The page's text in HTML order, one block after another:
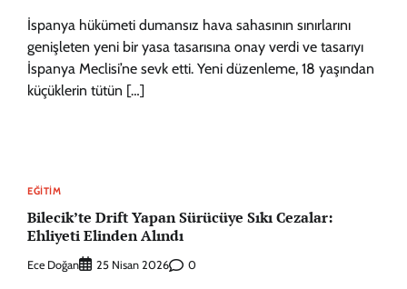
İspanya hükümeti dumansız hava sahasının sınırlarını
genişleten yeni bir yasa tasarısına onay verdi ve tasarıyı
İspanya Meclisi’ne sevk etti. Yeni düzenleme, 18 yaşından
küçüklerin tütün […]
EĞITIM
Bilecik’te Drift Yapan Sürücüye Sıkı Cezalar:
Ehliyeti Elinden Alındı
Ece Doğan 25 Nisan 2026 0